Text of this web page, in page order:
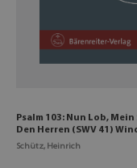
Psalm 103: Nun Lob, Mein
Den Herren (SWV 41)
Schütz, Heinrich